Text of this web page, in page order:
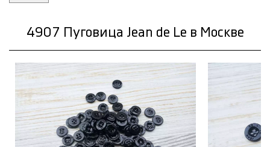
4907 Пуговица Jean de Le в Москве